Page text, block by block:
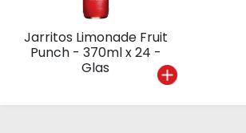
Jarritos Limonade Fruit
Punch - 370ml x 24 -
Glas